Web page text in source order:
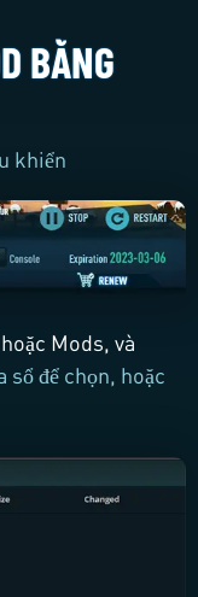
BẰNG
khiển
Mods, và
sổ để chọn, hoặc